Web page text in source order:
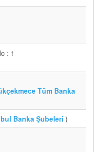
: 1
Tüm Banka
Banka Şubeleri )